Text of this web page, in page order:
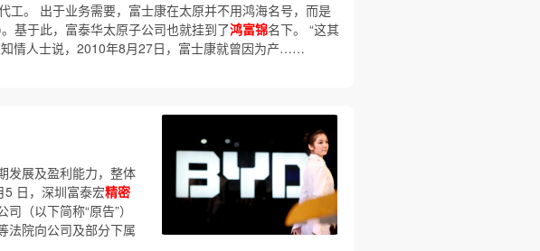
工。 出于业务需要，富士康在太原并不用鸿海名号，而是
。基于此，富泰华太原子公司也就挂到了鸿富锦名下。 “这其
情人士说，2010年8月27日，富士康就曾因为产……
发展及盈利能力，整体
5 日，深圳富泰宏精密
司（以下简称“原告”）
法院向公司及部分下属